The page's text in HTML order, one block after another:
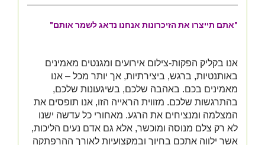
קבלו ייעוץ בחינם
קבוצת וואטסאפ-ספקים עונים LIVE
"אתם תייצרו את הזיכרונות אנחנו נדאג לשמר אותם"
אנו בקליק הפקות-צילום אירועים ומגנטים מאמינים
באותנטיות, ברגש, ביצירתיות, אך יותר מכל – אנו
מאמינים בכם. באהבה שלכם, בשיגעונות שלכם,
בהתרגשות שלכם. מזווית הראייה הזו, אנו תופסים את
המצלמה ומנציחים את הרגע. מאחורי כל עדשה ישנו
לא רק צלם מנוסה ומוכשר, אלא גם אדם נעים הליכות,
אשר ילווה אתכם בחיוך ובמקצועיות לאורך ההרפתקה